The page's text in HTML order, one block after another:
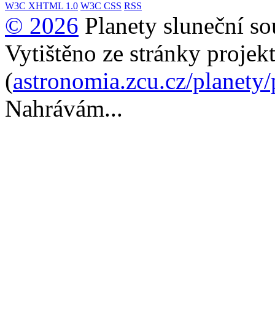
W3C XHTML 1.0 W3C CSS RSS
© 2026 Planety sluneční
Vytištěno ze stránky
(astronomia.zcu.cz/
Nahrávám...